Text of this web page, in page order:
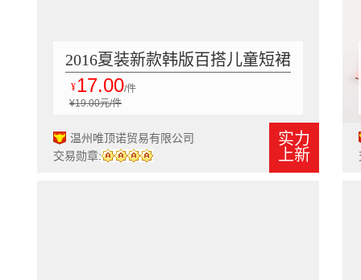
2016夏装新款韩版百搭儿童短裙
公主裙子伞裙女童碎花半身裙
¥17.00/件
¥19.00元/件
温州唯顶诺贸易有限公司
交易勋章:
实力
上新